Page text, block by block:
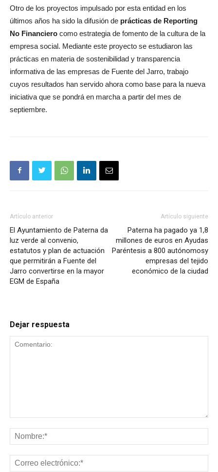
Otro de los proyectos impulsado por esta entidad en los
últimos años ha sido la difusión de prácticas de Reporting
No Financiero como estrategia de fomento de la cultura de la
empresa social. Mediante este proyecto se estudiaron las
prácticas en materia de sostenibilidad y transparencia
informativa de las empresas de Fuente del Jarro, trabajo
cuyos resultados han servido ahora como base para la nueva
iniciativa que se pondrá en marcha a partir del mes de
septiembre.
Artículo anterior
El Ayuntamiento de Paterna da
luz verde al convenio,
estatutos y plan de actuación
que permitirán a Fuente del
Jarro convertirse en la mayor
EGM de España
Artículo siguiente
Paterna ha pagado ya 1,8
millones de euros en Ayudas
Paréntesis a 800 autónomosy
empresas del tejido
económico de la ciudad
Dejar respuesta